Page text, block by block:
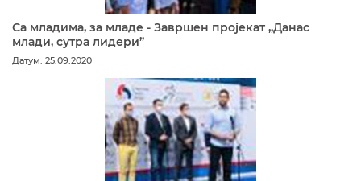
Са младима, за младе - Завршен пројекат „Данас
млади, сутра лидери”
Датум: 25.09.2020